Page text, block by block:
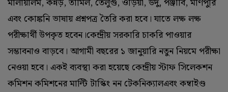
এবং কোঙ্কনি ভাষায় প্রশ্নপত্র তৈরি করা হবে। যাতে লক্ষ লক্ষ
পরীক্ষার্থী উপকৃত হবেন।কেন্দ্রীয় সরকারি চাকরি পাওয়ার
সম্ভাবনাও বাড়বে। আগামী বছরের ১ জানুয়ারি নতুন নিয়মে পরীক্ষা
নেওয়া হবে। একই ব্যবস্থা করা হয়েছে কেন্দ্রীয় স্টাফ সিলেকশন
কমিশন কমিশনের মাল্টি টাস্কিং নন টেকনিক্যালএবং কম্বাইণ্ড